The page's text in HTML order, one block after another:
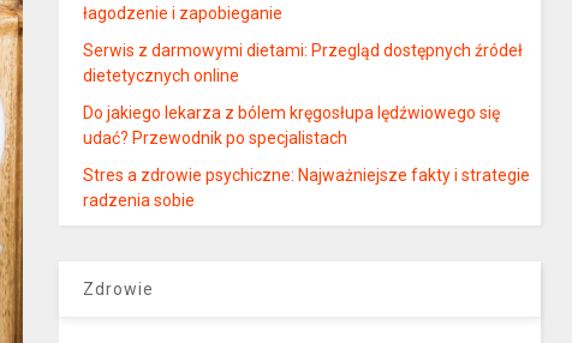
łagodzenie i zapobieganie
Serwis z darmowymi dietami: Przegląd dostępnych źródeł
dietetycznych online
Do jakiego lekarza z bólem kręgosłupa lędźwiowego się
udać? Przewodnik po specjalistach
Stres a zdrowie psychiczne: Najważniejsze fakty i strategie
radzenia sobie
Zdrowie